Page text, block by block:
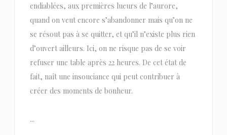
endiablées, aux premières lueurs de l’aurore,
quand on veut encore s’abandonner mais qu’on ne
se résout pas à se quitter, et qu’il n’existe plus rien
d’ouvert ailleurs. Ici, on ne risque pas de se voir
refuser une table après 22 heures. De cet état de
fait, naît une insouciance qui peut contribuer à
créer des moments de bonheur.
...